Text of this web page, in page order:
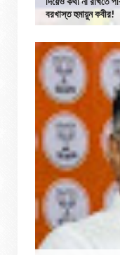
বরখাস্ত হুমায়ুন কবীর!